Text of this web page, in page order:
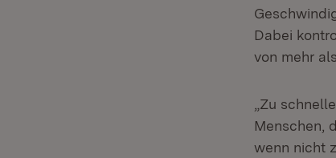
Dabei
von mehr
„Zu
Menschen,
wenn nicht